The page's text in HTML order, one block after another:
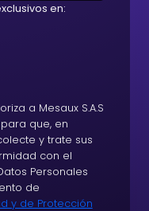
en:
a Mesaux S.A.S
para que, en
y trate sus
con el
Personales
de
y de Protección